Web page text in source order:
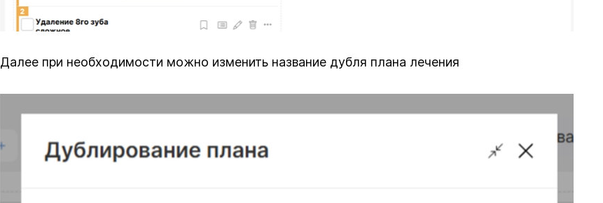
Далее при необходимости можно изменить название дубля плана лечения